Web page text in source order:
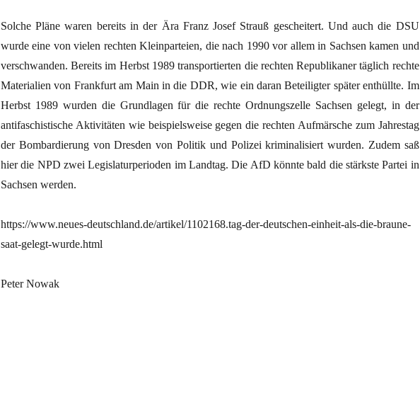
Solche Pläne waren bereits in der Ära Franz Josef Strauß gescheitert. Und auch die DSU
wurde eine von vielen rechten Kleinparteien, die nach 1990 vor allem in Sachsen kamen und
verschwanden. Bereits im Herbst 1989 transportierten die rechten Republikaner täglich rechte
Materialien von Frankfurt am Main in die DDR, wie ein daran Beteiligter später enthüllte. Im
Herbst 1989 wurden die Grundlagen für die rechte Ordnungszelle Sachsen gelegt, in der
antifaschistische Aktivitäten wie beispielsweise gegen die rechten Aufmärsche zum Jahrestag
der Bombardierung von Dresden von Politik und Polizei kriminalisiert wurden. Zudem saß
hier die NPD zwei Legislaturperioden im Landtag. Die AfD könnte bald die stärkste Partei in
Sachsen werden.
https://www.neues-deutschland.de/artikel/1102168.tag-der-deutschen-einheit-als-die-braune-
saat-gelegt-wurde.html
Peter Nowak